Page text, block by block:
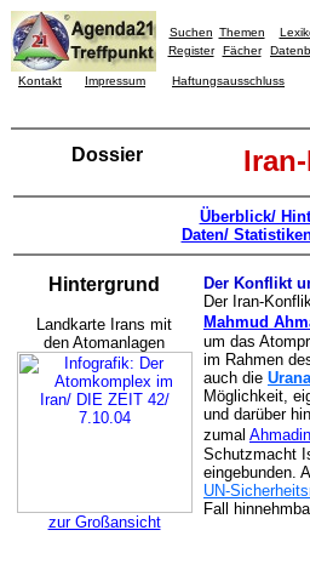
Suchen Themen
Register
Fächer
Kontakt Impressum Haftungsausschluss
Dossier
Überblick/
Daten/
Hintergrund
Landkarte Irans mit
den Atomanlagen
zur Großansicht
Der Konflikt
Der Iran-
Mahmud
um das
im Rahmen
auch die
Möglichkeit,
und darüber
zumal
Schutzmacht
eingebunden.
UN-
Fall